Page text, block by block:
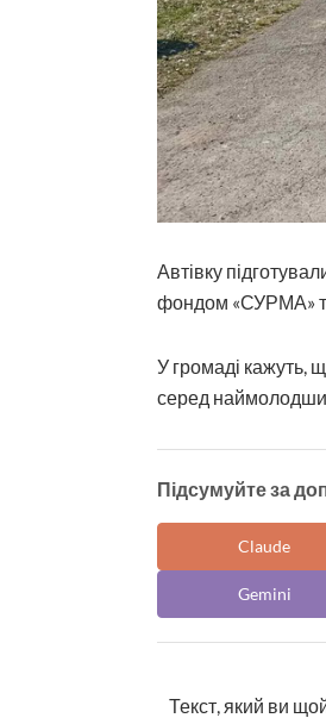
Автівку
фондом «СУРМА»
У громаді кажуть,
серед
Підсумуйте за
Claude
Gemini
Текст, який ви